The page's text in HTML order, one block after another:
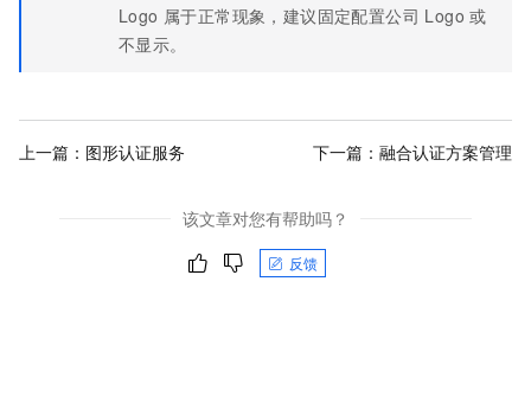
Logo 属于正常现象，建议固定配置公司 Logo 或
不显示。
上一篇： 图形认证服务 下一篇： 融合认证方案管理
该文章对您有帮助吗？
反馈